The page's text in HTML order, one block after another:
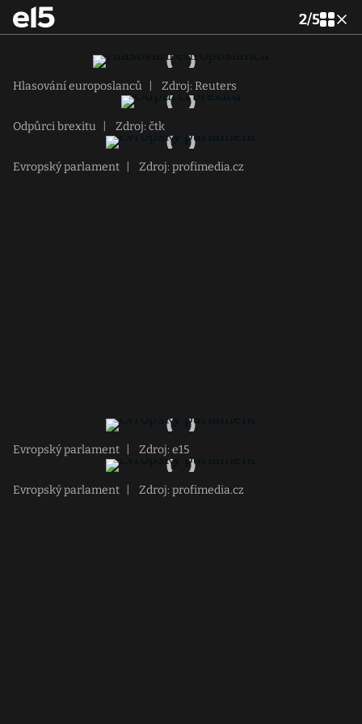
2/5
Hlasování europoslanců Zdroj: Reuters
Odpůrci brexitu Zdroj: čtk
Evropský parlament Zdroj: profimedia.cz
Evropský parlament Zdroj: e15
Evropský parlament Zdroj: profimedia.cz